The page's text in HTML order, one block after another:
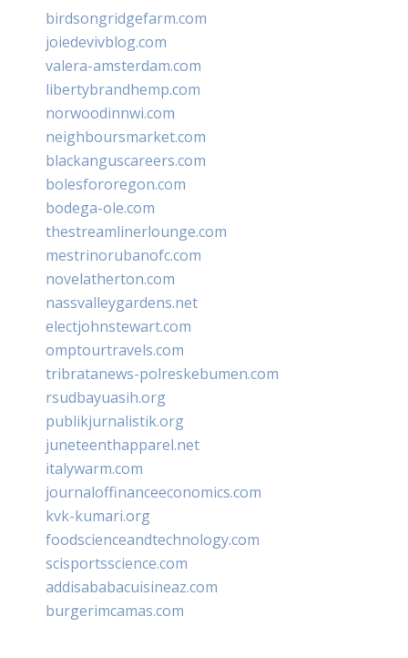
birdsongridgefarm.com
joiedevivblog.com
valera-amsterdam.com
libertybrandhemp.com
norwoodinnwi.com
neighboursmarket.com
blackanguscareers.com
bolesfororegon.com
bodega-ole.com
thestreamlinerlounge.com
mestrinorubanofc.com
novelatherton.com
nassvalleygardens.net
electjohnstewart.com
omptourtravels.com
tribratanews-polreskebumen.com
rsudbayuasih.org
publikjurnalistik.org
juneteenthapparel.net
italywarm.com
journaloffinanceeconomics.com
kvk-kumari.org
foodscienceandtechnology.com
scisportsscience.com
addisababacuisineaz.com
burgerimcamas.com